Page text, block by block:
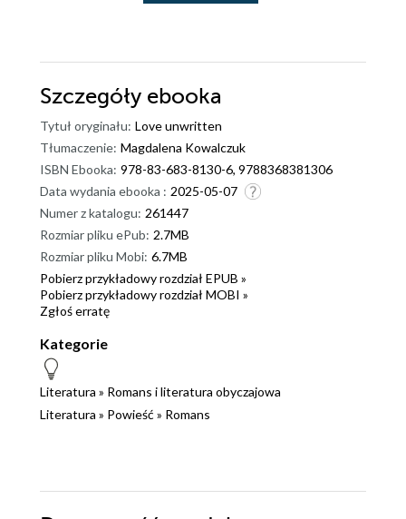
Szczegóły ebooka
Tytuł oryginału: Love unwritten
Tłumaczenie: Magdalena Kowalczuk
ISBN Ebooka: 978-83-683-8130-6, 9788368381306
Data wydania ebooka : 2025-05-07
Numer z katalogu: 261447
Rozmiar pliku ePub: 2.7MB
Rozmiar pliku Mobi: 6.7MB
Pobierz przykładowy rozdział EPUB »
Pobierz przykładowy rozdział MOBI »
Zgłoś erratę
Kategorie
Literatura » Romans i literatura obyczajowa
Literatura » Powieść » Romans